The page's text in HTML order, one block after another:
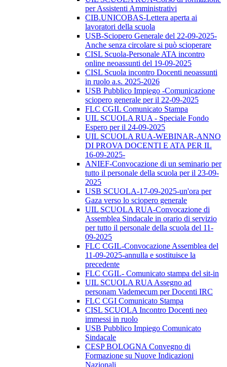
per Assistenti Amministrativi
CIB.UNICOBAS-Lettera aperta ai
lavoratori della scuola
USB-Sciopero Generale del 22-09-2025-
Anche senza circolare si può scioperare
CISL Scuola-Personale ATA incontro
online neoassunti del 19-09-2025
CISL Scuola incontro Docenti neoassunti
in ruolo a.s. 2025-2026
USB Pubblico Impiego -Comunicazione
sciopero generale per il 22-09-2025
FLC CGIL Comunicato Stampa
UIL SCUOLA RUA - Speciale Fondo
Espero per il 24-09-2025
UIL SCUOLA RUA-WEBINAR-ANNO
DI PROVA DOCENTI E ATA PER IL
16-09-2025-
ANIEF-Convocazione di un seminario per
tutto il personale della scuola per il 23-09-
2025
USB SCUOLA-17-09-2025-un'ora per
Gaza verso lo sciopero generale
UIL SCUOLA RUA-Convocazione di
Assemblea Sindacale in orario di servizio
per tutto il personale della scuola del 11-
09-2025
FLC CGIL-Convocazione Assemblea del
11-09-2025-annulla e sostituisce la
precedente
FLC CGIL- Comunicato stampa del sit-in
UIL SCUOLA RUA Assegno ad
personam Vademecum per Docenti IRC
FLC CGI Comunicato Stampa
CISL SCUOLA Incontro Docenti neo
immessi in ruolo
USB Pubblico Impiego Comunicato
Sindacale
CESP BOLOGNA Convegno di
Formazione su Nuove Indicazioni
Nazionali